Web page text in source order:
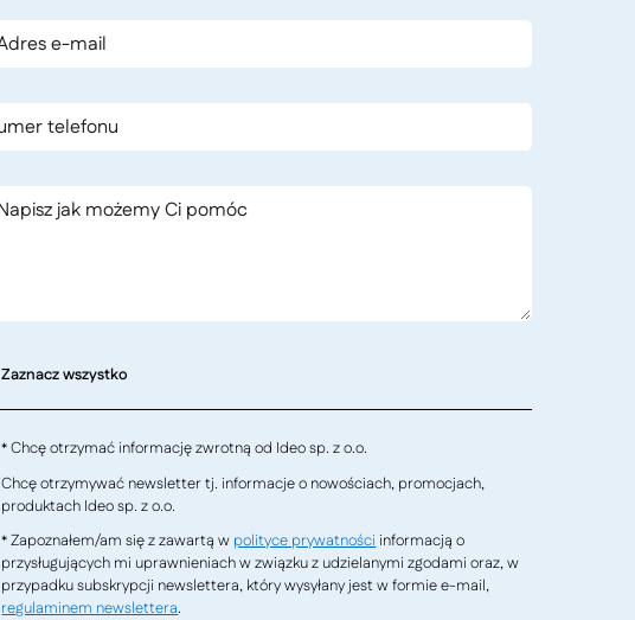
Zaznacz wszystko
* Chcę otrzymać informację zwrotną od Ideo sp. z o.o.
Chcę otrzymywać newsletter tj. informacje o nowościach, promocjach,
produktach Ideo sp. z o.o.
* Zapoznałem/am się z zawartą w polityce prywatności informacją o
przysługujących mi uprawnieniach w związku z udzielanymi zgodami oraz, w
przypadku subskrypcji newslettera, który wysyłany jest w formie e-mail,
regulaminem newslettera.